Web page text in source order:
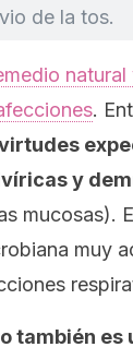
de la tos.
.
y
mucosas).
muy
también es